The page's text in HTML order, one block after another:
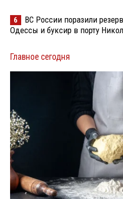
6
ВС России поразили
Одессы и буксир в порту
Главное сегодня